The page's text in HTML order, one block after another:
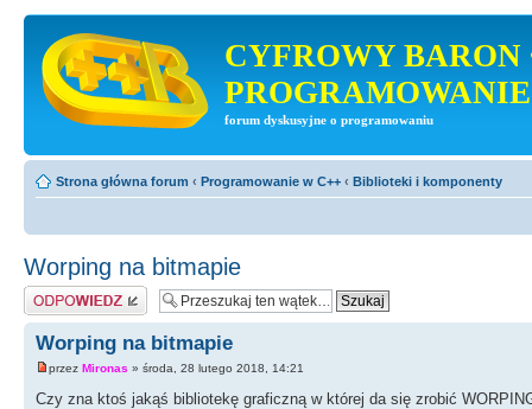
CYFROWY BARON
PROGRAMOWANIE
forum dyskusyjne o programowaniu
Strona główna forum ‹ Programowanie w C++ ‹ Biblioteki i komponenty
Worping na bitmapie
Odpowiedz
Worping na bitmapie
przez Mironas » środa, 28 lutego 2018, 14:21
Czy zna ktoś jakąś bibliotekę graficzną w której da się zrobić